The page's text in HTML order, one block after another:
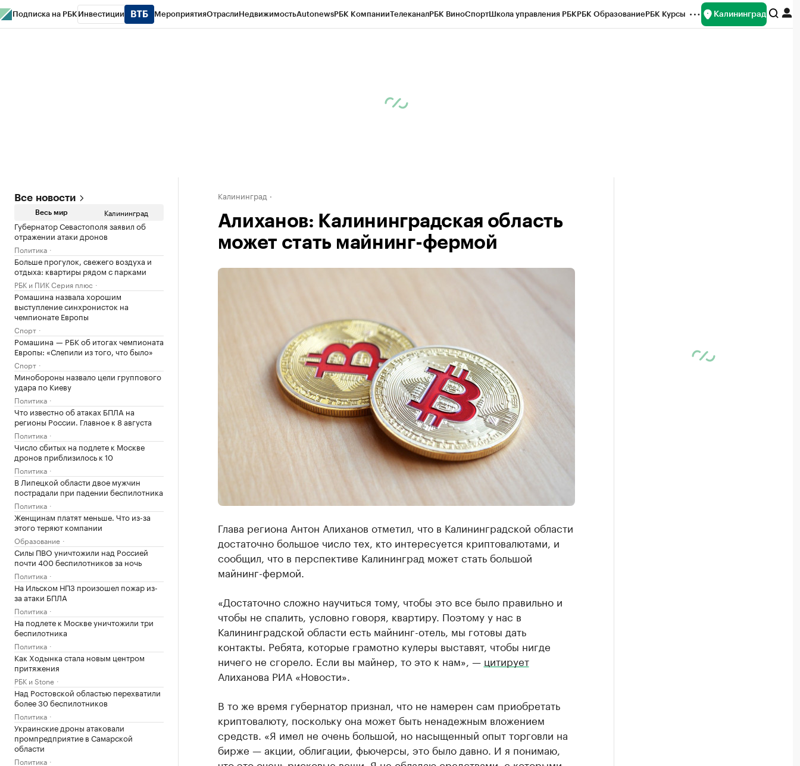
Подписка на РБК Инвестиции МероприятияОтраслиНедвижимостьAutonewsРБК КомпанииТелеканалРБК ВиноСпортШкола управления РБКРБК ОбразованиеРБК Курсы Калининград
Все новости
Весь мир Калининград
Губернатор Севастополя заявил об
отражении атаки дронов
Политика
Больше прогулок, свежего воздуха и
отдыха: квартиры рядом с парками
РБК и ПИК Серия плюс
Ромашина назвала хорошим
выступление синхронисток на
чемпионате Европы
Спорт
Ромашина — РБК об итогах чемпионата
Европы: «Слепили из того, что было»
Спорт
Минобороны назвало цели группового
удара по Киеву
Политика
Что известно об атаках БПЛА на
регионы России. Главное к 8 августа
Политика
Число сбитых на подлете к Москве
дронов приблизилось к 10
Политика
В Липецкой области двое мужчин
пострадали при падении беспилотника
Политика
Женщинам платят меньше. Что из-за
этого теряют компании
Образование
Силы ПВО уничтожили над Россией
почти 400 беспилотников за ночь
Политика
На Ильском НПЗ произошел пожар из-
за атаки БПЛА
Политика
На подлете к Москве уничтожили три
беспилотника
Политика
Как Ходынка стала новым центром
притяжения
РБК и Stone
Над Ростовской областью перехватили
более 30 беспилотников
Политика
Украинские дроны атаковали
промпредприятие в Самарской
области
Политика
Калининград
Алиханов: Калининградская область
может стать майнинг-фермой
Глава региона Антон Алиханов отметил, что в Калининградской области
достаточно большое число тех, кто интересуется криптовалютами, и
сообщил, что в перспективе Калининград может стать большой
майнинг-фермой.
«Достаточно сложно научиться тому, чтобы это все было правильно и
чтобы не спалить, условно говоря, квартиру. Поэтому у нас в
Калининградской области есть майнинг-отель, мы готовы дать
контакты. Ребята, которые грамотно кулеры выставят, чтобы нигде
ничего не сгорело. Если вы майнер, то это к нам», — цитирует
Алиханова РИА «Новости».
В то же время губернатор признал, что не намерен сам приобретать
криптовалюту, поскольку она может быть ненадежным вложением
средств. «Я имел не очень большой, но насыщенный опыт торговли на
бирже — акции, облигации, фьючерсы, это было давно. И я понимаю,